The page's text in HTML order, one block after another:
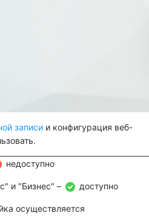
записи и конфигурация веб-
недоступно
и "Бизнес" – доступно
осуществляется